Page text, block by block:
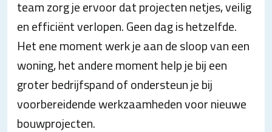
team zorg je ervoor dat projecten netjes, veilig
en efficiënt verlopen. Geen dag is hetzelfde.
Het ene moment werk je aan de sloop van een
woning, het andere moment help je bij een
groter bedrijfspand of ondersteun je bij
voorbereidende werkzaamheden voor nieuwe
bouwprojecten.